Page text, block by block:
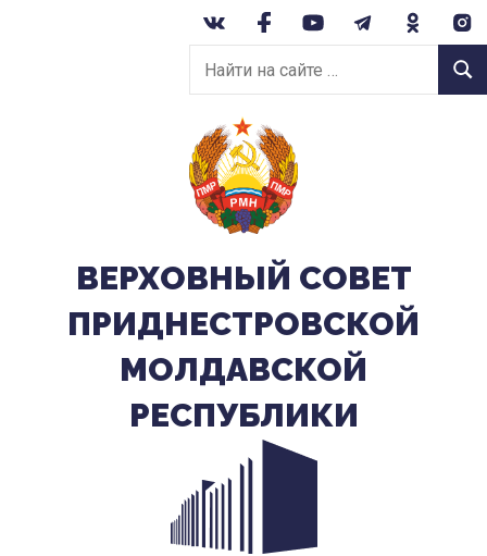
Найти
на
сайте:
ВЕРХОВНЫЙ CОВЕТ
ПРИДНЕСТРОВСКОЙ
МОЛДАВСКОЙ
РЕСПУБЛИКИ